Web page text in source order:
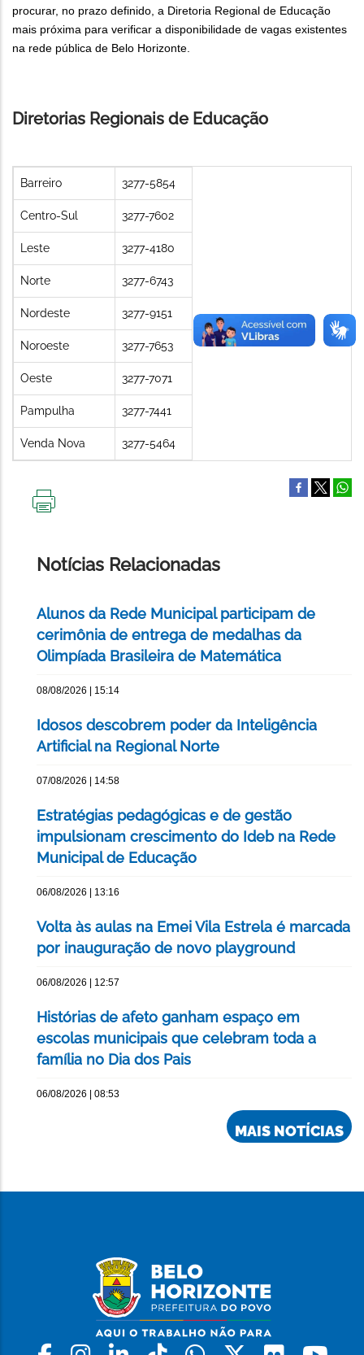
procurar, no prazo definido, a Diretoria Regional de Educação
mais próxima para verificar a disponibilidade de vagas existentes
na rede pública de Belo Horizonte.
Diretorias Regionais de Educação
Barreiro 3277-5854
Centro-Sul 3277-7602
Leste 3277-4180
Norte 3277-6743
Nordeste 3277-9151
Noroeste 3277-7653
Oeste 3277-7071
Pampulha 3277-7441
Venda Nova 3277-5464
Notícias Relacionadas
Alunos da Rede Municipal participam de
cerimônia de entrega de medalhas da
Olimpíada Brasileira de Matemática
08/08/2026 | 15:14
Idosos descobrem poder da Inteligência
Artificial na Regional Norte
07/08/2026 | 14:58
Estratégias pedagógicas e de gestão
impulsionam crescimento do Ideb na Rede
Municipal de Educação
06/08/2026 | 13:16
Volta às aulas na Emei Vila Estrela é marcada
por inauguração de novo playground
06/08/2026 | 12:57
Histórias de afeto ganham espaço em
escolas municipais que celebram toda a
família no Dia dos Pais
06/08/2026 | 08:53
MAIS NOTÍCIAS